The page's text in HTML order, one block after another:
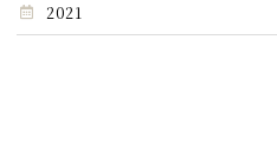
2021